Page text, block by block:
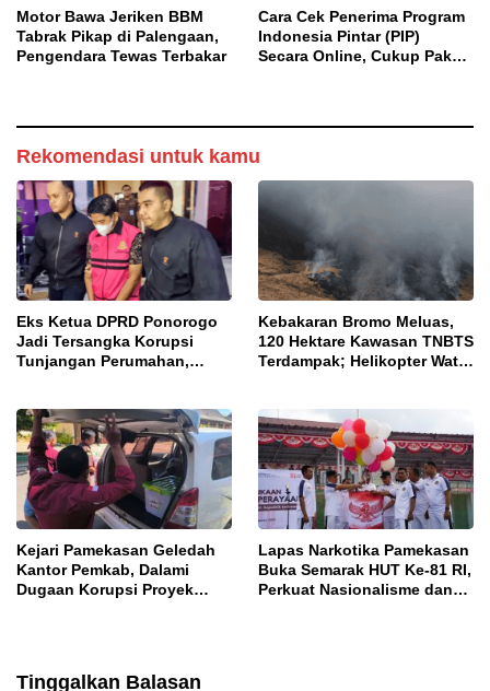
Motor Bawa Jeriken BBM
Tabrak Pikap di Palengaan,
Pengendara Tewas Terbakar
Cara Cek Penerima Program
Indonesia Pintar (PIP)
Secara Online, Cukup Pakai
Rekomendasi untuk kamu
Eks Ketua DPRD Ponorogo
Jadi Tersangka Korupsi
Tunjangan Perumahan,
Kebakaran Bromo Meluas,
120 Hektare Kawasan TNBTS
Terdampak; Helikopter Water
Kejari Pamekasan Geledah
Kantor Pemkab, Dalami
Dugaan Korupsi Proyek
Lapas Narkotika Pamekasan
Buka Semarak HUT Ke-81 RI,
Perkuat Nasionalisme dan
Tinggalkan Balasan